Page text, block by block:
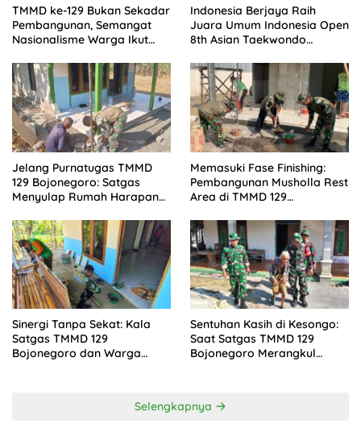
TMMD ke-129 Bukan Sekadar
Pembangunan, Semangat
Nasionalisme Warga Ikut
Indonesia Berjaya Raih
Juara Umum Indonesia Open
8th Asian Taekwondo
Championships 2026
Jelang Purnatugas TMMD
129 Bojonegoro: Satgas
Menyulap Rumah Harapan
Hunian Layak dan Nyaman
Memasuki Fase Finishing:
Pembangunan Musholla Rest
Area di TMMD 129
Keramik dan Pengecatan
Teras
Sinergi Tanpa Sekat: Kala
Satgas TMMD 129
Bojonegoro dan Warga
Sentuhan Kasih di Kesongo:
Saat Satgas TMMD 129
Bojonegoro Merangkul
Selengkapnya